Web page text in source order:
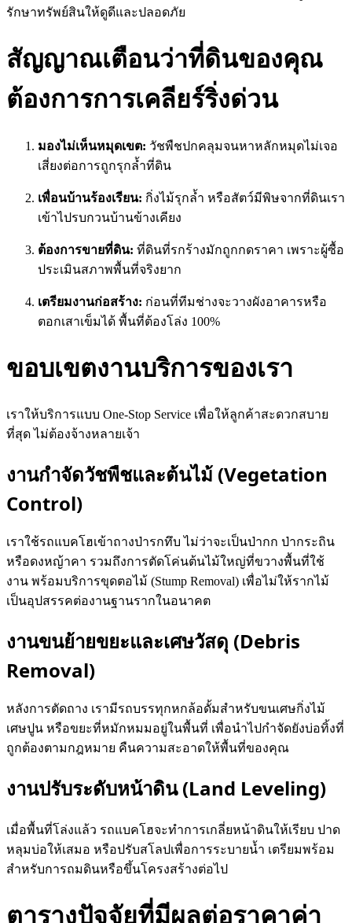
รักษาทรัพย์สินให้ดูดีและปลอดภัย
สัญญาณเตือนว่าที่ดินของคุณ
ต้องการการเคลียร์ริ่งด่วน
มองไม่เห็นหมุดเขต: วัชพืชปกคลุมจนหาหลักหมุดไม่เจอ
เสี่ยงต่อการถูกรุกล้ำที่ดิน
เพื่อนบ้านร้องเรียน: กิ่งไม้รุกล้ำ หรือสัตว์มีพิษจากที่ดินเรา
เข้าไปรบกวนบ้านข้างเคียง
ต้องการขายที่ดิน: ที่ดินที่รกร้างมักถูกกดราคา เพราะผู้ซื้อ
ประเมินสภาพพื้นที่จริงยาก
เตรียมงานก่อสร้าง: ก่อนที่ทีมช่างจะวางผังอาคารหรือ
ตอกเสาเข็มได้ พื้นที่ต้องโล่ง 100%
ขอบเขตงานบริการของเรา
เราให้บริการแบบ One-Stop Service เพื่อให้ลูกค้าสะดวกสบาย
ที่สุด ไม่ต้องจ้างหลายเจ้า
งานกำจัดวัชพืชและต้นไม้ (Vegetation
Control)
เราใช้รถแบคโฮเข้าถางป่ารกทึบ ไม่ว่าจะเป็นป่ากก ป่ากระถิน
หรือดงหญ้าคา รวมถึงการตัดโค่นต้นไม้ใหญ่ที่ขวางพื้นที่ใช้
งาน พร้อมบริการขุดตอไม้ (Stump Removal) เพื่อไม่ให้รากไม้
เป็นอุปสรรคต่องานฐานรากในอนาคต
งานขนย้ายขยะและเศษวัสดุ (Debris
Removal)
หลังการตัดถาง เรามีรถบรรทุกหกล้อดั้มสำหรับขนเศษกิ่งไม้
เศษปูน หรือขยะที่หมักหมมอยู่ในพื้นที่ เพื่อนำไปกำจัดยังบ่อทิ้งที่
ถูกต้องตามกฎหมาย คืนความสะอาดให้พื้นที่ของคุณ
งานปรับระดับหน้าดิน (Land Leveling)
เมื่อพื้นที่โล่งแล้ว รถแบคโฮจะทำการเกลี่ยหน้าดินให้เรียบ ปาด
หลุมบ่อให้เสมอ หรือปรับสโลปเพื่อการระบายน้ำ เตรียมพร้อม
สำหรับการถมดินหรือขึ้นโครงสร้างต่อไป
ตารางปัจจัยที่มีผลต่อราคาค่า